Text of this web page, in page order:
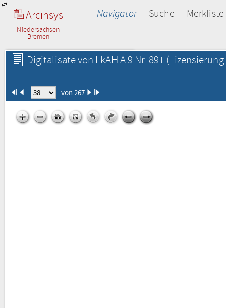
Arcinsys
Niedersachsen
Bremen
Navigator Suche Merkliste
Digitalisate von LkAH A 9 Nr. 891
von 267